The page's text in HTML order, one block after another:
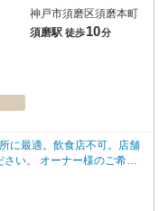
神戸市須磨区須磨本町
須磨駅 徒歩10分
に最適。飲⾷店不可。店舗
い。 オーナー様のご希望
です。